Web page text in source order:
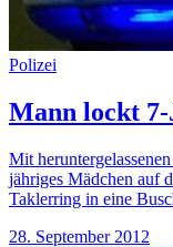
Polizei
Mann lockt 7-
Mit
jähriges Mädchen auf
Taklerring in eine
28. September 2012